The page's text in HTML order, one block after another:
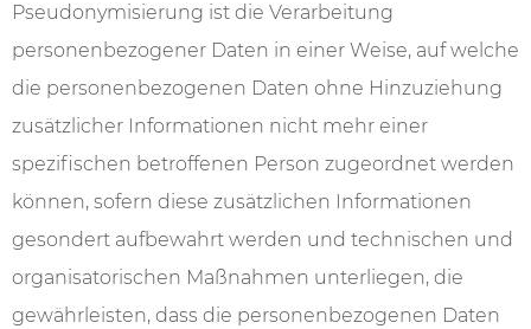
Pseudonymisierung ist die Verarbeitung
personenbezogener Daten in einer Weise, auf welche
die personenbezogenen Daten ohne Hinzuziehung
zusätzlicher Informationen nicht mehr einer
spezifischen betroffenen Person zugeordnet werden
können, sofern diese zusätzlichen Informationen
gesondert aufbewahrt werden und technischen und
organisatorischen Maßnahmen unterliegen, die
gewährleisten, dass die personenbezogenen Daten